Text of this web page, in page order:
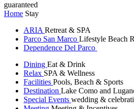
guaranteed
Home Stay
ARIA Retreat & SPA
Parco San Marco Lifestyle Beach
Dependence Del Parco
Dining Eat & Drink
Relax SPA & Wellness
Facilities Pools, Beach & Sports
Destination Lake Como and
Special Events wedding &